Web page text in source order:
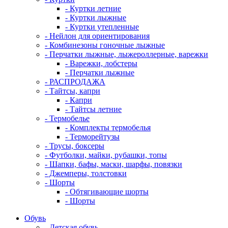
- Куртки летние
- Куртки лыжные
- Куртки утепленные
- Нейлон для ориентирования
- Комбинезоны гоночные лыжные
- Перчатки лыжные, лыжероллерные, варежки
- Варежки, лобстеры
- Перчатки лыжные
- РАСПРОДАЖА
- Тайтсы, капри
- Капри
- Тайтсы летние
- Термобелье
- Комплекты термобелья
- Терморейтузы
- Трусы, боксеры
- Футболки, майки, рубашки, топы
- Шапки, бафы, маски, шарфы, повязки
- Джемперы, толстовки
- Шорты
- Обтягивающие шорты
- Шорты
Обувь